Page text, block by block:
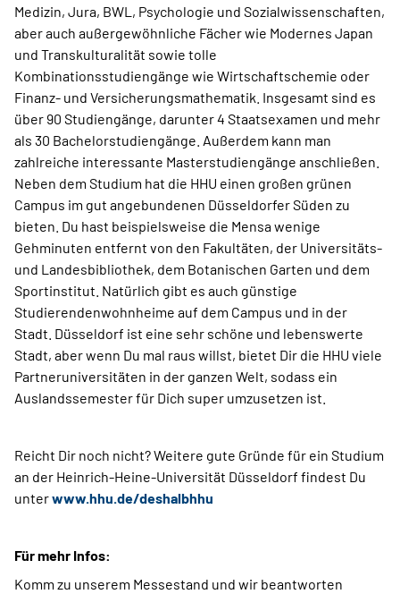
Medizin, Jura, BWL, Psychologie und Sozialwissenschaften,
aber auch außergewöhnliche Fächer wie Modernes Japan
und Transkulturalität sowie tolle
Kombinationsstudiengänge wie Wirtschaftschemie oder
Finanz- und Versicherungsmathematik. Insgesamt sind es
über 90 Studiengänge, darunter 4 Staatsexamen und mehr
als 30 Bachelorstudiengänge. Außerdem kann man
zahlreiche interessante Masterstudiengänge anschließen.
Neben dem Studium hat die HHU einen großen grünen
Campus im gut angebundenen Düsseldorfer Süden zu
bieten. Du hast beispielsweise die Mensa wenige
Gehminuten entfernt von den Fakultäten, der Universitäts-
und Landesbibliothek, dem Botanischen Garten und dem
Sportinstitut. Natürlich gibt es auch günstige
Studierendenwohnheime auf dem Campus und in der
Stadt. Düsseldorf ist eine sehr schöne und lebenswerte
Stadt, aber wenn Du mal raus willst, bietet Dir die HHU viele
Partneruniversitäten in der ganzen Welt, sodass ein
Auslandssemester für Dich super umzusetzen ist.
Reicht Dir noch nicht? Weitere gute Gründe für ein Studium
an der Heinrich-Heine-Universität Düsseldorf findest Du
unterwww.hhu.de/deshalbhhu
Für mehr Infos:
Komm zu unserem Messestand und wir beantworten